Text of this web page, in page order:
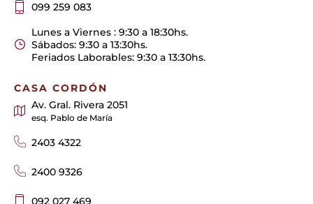
099 259 083
Lunes a Viernes : 9:30 a 18:30hs.
Sábados: 9:30 a 13:30hs.
Feriados Laborables: 9:30 a 13:30hs.
CASA CORDÓN
Av. Gral. Rivera 2051
esq. Pablo de María
2403 4322
2400 9326
092 027 469